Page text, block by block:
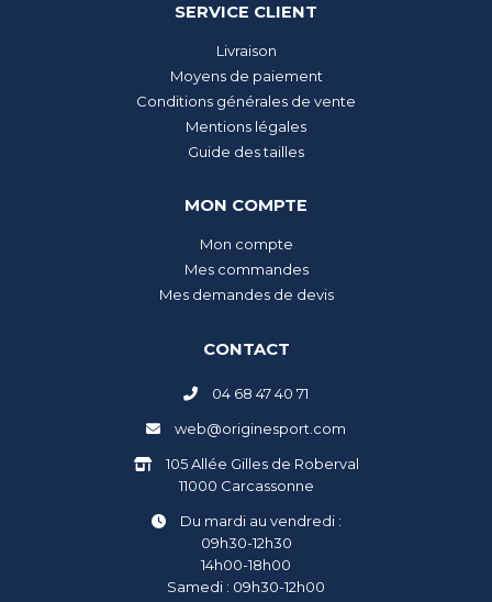
SERVICE CLIENT
Livraison
Moyens de paiement
Conditions générales de vente
Mentions légales
Guide des tailles
MON COMPTE
Mon compte
Mes commandes
Mes demandes de devis
CONTACT
04 68 47 40 71
web@originesport.com
105 Allée Gilles de Roberval
11000 Carcassonne
Du mardi au vendredi :
09h30-12h30
14h00-18h00
Samedi : 09h30-12h00